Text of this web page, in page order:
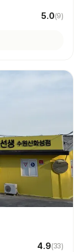
5.0(9)
4.9(33)